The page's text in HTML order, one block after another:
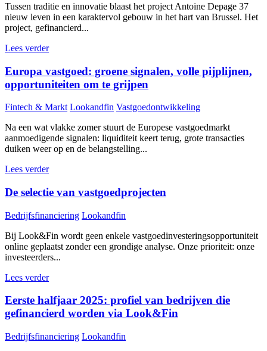
Tussen traditie en innovatie blaast het project Antoine Depage 37
nieuw leven in een karaktervol gebouw in het hart van Brussel. Het
project, gefinancierd...
Lees verder
Europa vastgoed: groene signalen, volle pijplijnen,
opportuniteiten om te grijpen
Fintech & Markt Lookandfin Vastgoedontwikkeling
Na een wat vlakke zomer stuurt de Europese vastgoedmarkt
aanmoedigende signalen: liquiditeit keert terug, grote transacties
duiken weer op en de belangstelling...
Lees verder
De selectie van vastgoedprojecten
Bedrijfsfinanciering Lookandfin
Bij Look&Fin wordt geen enkele vastgoedinvesteringsopportuniteit
online geplaatst zonder een grondige analyse. Onze prioriteit: onze
investeerders...
Lees verder
Eerste halfjaar 2025: profiel van bedrijven die
gefinancierd worden via Look&Fin
Bedrijfsfinanciering Lookandfin